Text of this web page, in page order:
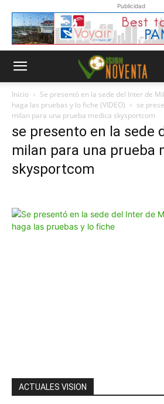
Publicidad
Inicio
Se presentó en la sede del Inter de
haga las pruebas y lo fiche (VIDEO)
se
milan para una prueba medica skysportcom
se presento en la sede
milan para una prueba
skysportcom
Whatsapp
ACTUALES VISION